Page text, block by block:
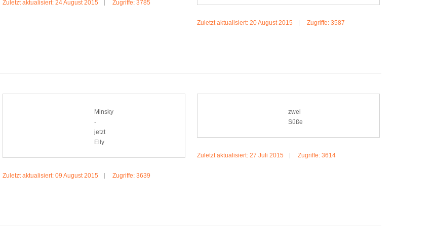
Zuletzt aktualisiert: 24 August 2015 Zugriffe: 3785
Zuletzt aktualisiert: 20 August 2015 Zugriffe: 3587
Minsky
-
jetzt
Elly
Zuletzt aktualisiert: 09 August 2015 Zugriffe: 3639
zwei
Süße
Zuletzt aktualisiert: 27 Juli 2015 Zugriffe: 3614